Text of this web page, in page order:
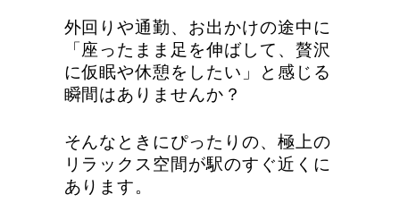
外回りや通勤、お出かけの途中に
「座ったまま足を伸ばして、贅沢
に仮眠や休憩をしたい」と感じる
瞬間はありませんか？
そんなときにぴったりの、極上の
リラックス空間が駅のすぐ近くに
あります。